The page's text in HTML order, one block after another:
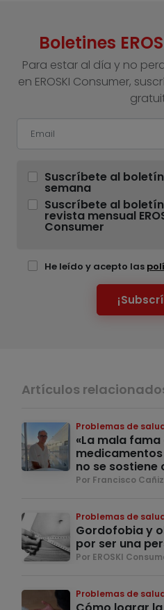
Boletines
Para estar al día y no
en EROSKI Consumer,
Suscríbete al
semana
Suscríbete al
revista mensual
Consumer
He leído y acepto las
Artículos
Problemas de
«La mala
no se
Por Francisco
Problemas de
Gordofobia y
por ser una
Por EROSKI
Problemas de